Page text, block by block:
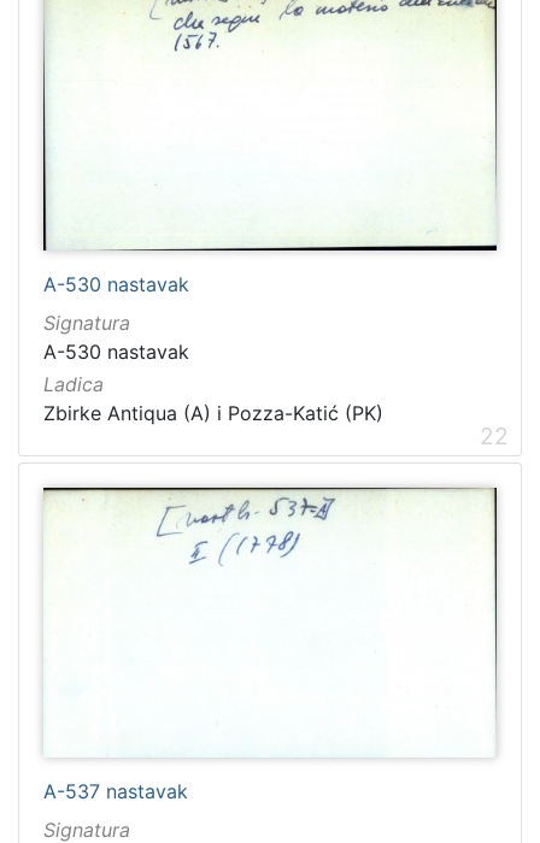
A-530 nastavak
Signatura
A-530 nastavak
Ladica
Zbirke Antiqua (A) i Pozza-Katić (PK)
22
A-537 nastavak
Signatura